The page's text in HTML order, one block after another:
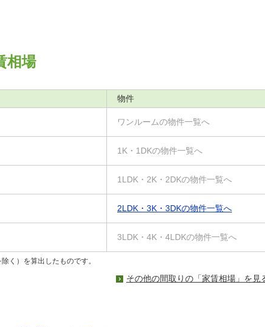
相場
物件
ワンルームの物件一覧へ
1K・1DKの物件一覧へ
1LDK・2K・2DKの物件一覧へ
2LDK・3K・3DKの物件一覧へ
3LDK・4K・4LDKの物件一覧へ
く）を算出したものです。
その他の間取りの「家賃相場」を見